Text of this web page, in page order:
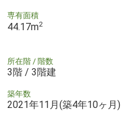
専有面積
44.17m2
所在階 / 階数
3階 / 3階建
築年数
2021年11月(築4年10ヶ月)